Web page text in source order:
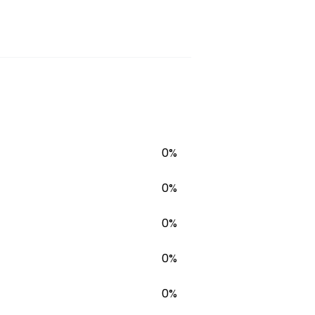
0%
0%
0%
0%
0%